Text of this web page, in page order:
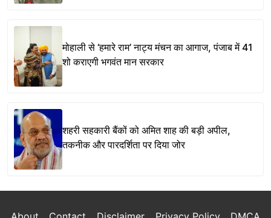
मोहाली से ‘हमारे राम’ नाट्य मंचन का आगाज, पंजाब में 41
शो कराएगी भगवंत मान सरकार
शहरी सहकारी बैंकों को अमित शाह की बड़ी अपील,
तकनीक और पारदर्शिता पर दिया जोर